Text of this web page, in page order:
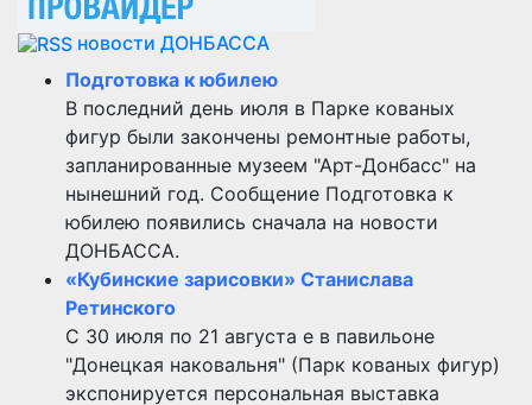
новости ДОНБАССА
Подготовка к юбилею
В последний день июля в Парке кованых
фигур были закончены ремонтные работы,
запланированные музеем "Арт-Донбасс" на
нынешний год. Сообщение Подготовка к
юбилею появились сначала на новости
ДОНБАССА.
«Кубинские зарисовки» Станислава
Ретинского
С 30 июля по 21 августа е в павильоне
"Донецкая наковальня" (Парк кованых фигур)
экспонируется персональная выставка